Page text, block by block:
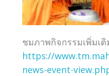
ชมภาพกิจกรรมเพิ่มเ
https://
news-event-